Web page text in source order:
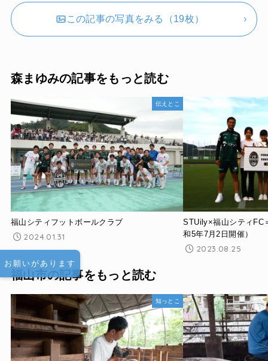
この記事の写真をみる（19枚）
森まゆみの記事をもっと読む
伝えとこ
福山シティフットボールクラブ
2024.01.31
STUily×福山シティFC
和5年7月2日開催）
2023.08.25
福山市の記事をもっと読む
知っとこ
お願いがあります